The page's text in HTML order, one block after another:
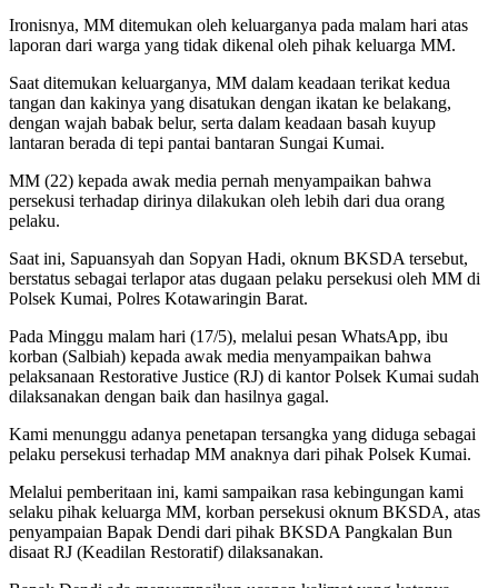
Ironisnya, MM ditemukan oleh keluarganya pada malam hari atas
laporan dari warga yang tidak dikenal oleh pihak keluarga MM.
Saat ditemukan keluarganya, MM dalam keadaan terikat kedua
tangan dan kakinya yang disatukan dengan ikatan ke belakang,
dengan wajah babak belur, serta dalam keadaan basah kuyup
lantaran berada di tepi pantai bantaran Sungai Kumai.
MM (22) kepada awak media pernah menyampaikan bahwa
persekusi terhadap dirinya dilakukan oleh lebih dari dua orang
pelaku.
Saat ini, Sapuansyah dan Sopyan Hadi, oknum BKSDA tersebut,
berstatus sebagai terlapor atas dugaan pelaku persekusi oleh MM di
Polsek Kumai, Polres Kotawaringin Barat.
Pada Minggu malam hari (17/5), melalui pesan WhatsApp, ibu
korban (Salbiah) kepada awak media menyampaikan bahwa
pelaksanaan Restorative Justice (RJ) di kantor Polsek Kumai sudah
dilaksanakan dengan baik dan hasilnya gagal.
Kami menunggu adanya penetapan tersangka yang diduga sebagai
pelaku persekusi terhadap MM anaknya dari pihak Polsek Kumai.
Melalui pemberitaan ini, kami sampaikan rasa kebingungan kami
selaku pihak keluarga MM, korban persekusi oknum BKSDA, atas
penyampaian Bapak Dendi dari pihak BKSDA Pangkalan Bun
disaat RJ (Keadilan Restoratif) dilaksanakan.